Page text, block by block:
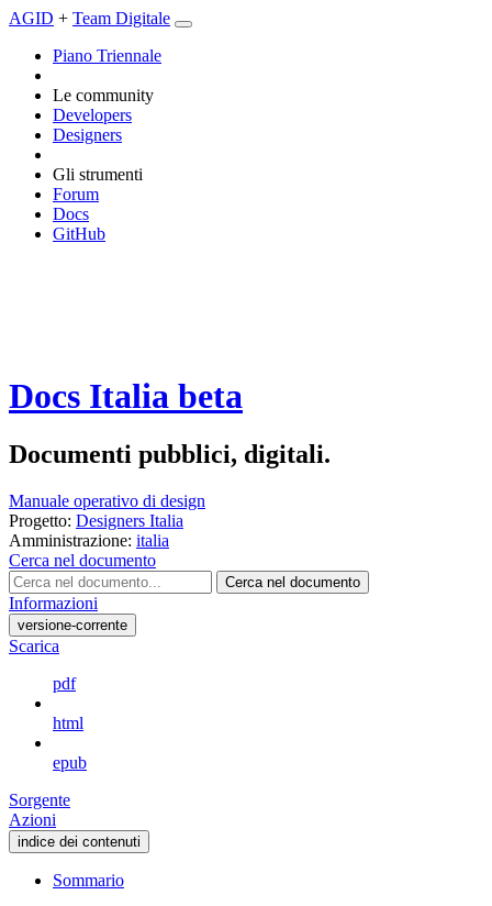
AGID + Team Digitale
Piano Triennale
Le community
Developers
Designers
Gli strumenti
Forum
Docs
GitHub
Docs Italia beta
Documenti pubblici, digitali.
Manuale operativo di design
Progetto: Designers Italia
Amministrazione: italia
Cerca nel documento
Cerca nel documento
Informazioni
versione-corrente
Scarica
pdf
html
epub
Sorgente
Azioni
indice dei contenuti
Sommario